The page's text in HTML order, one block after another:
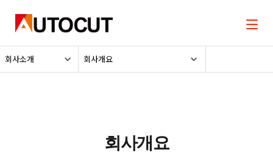
회사소개 회사개요
회사개요